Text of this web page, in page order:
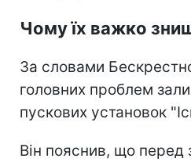
Чому їх важко
За словами
головних проблем
пускових установок
Він пояснив, що перед